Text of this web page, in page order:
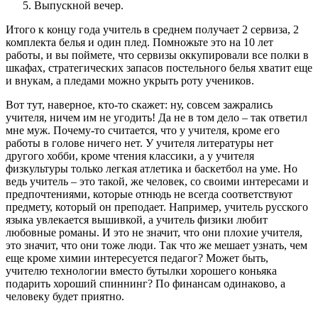
Выпускной вечер.
Итого к концу года учитель в среднем получает 2 сервиза, 2
комплекта белья и один плед. Помножьте это на 10 лет
работы, и вы поймете, что сервизы оккупировали все полки в
шкафах, стратегических запасов постельного белья хватит еще
и внукам, а пледами можно укрыть роту учеников.
Вот тут, наверное, кто-то скажет: ну, совсем зажрались
учителя, ничем им не угодить! Да не в том дело – так ответил
мне муж. Почему-то считается, что у учителя, кроме его
работы в голове ничего нет. У учителя литературы нет
другого хобби, кроме чтения классики, а у учителя
физкультуры только легкая атлетика и баскетбол на уме. Но
ведь учитель – это такой, же человек, со своими интересами и
предпочтениями, которые отнюдь не всегда соответствуют
предмету, который он преподает. Например, учитель русского
языка увлекается вышивкой, а учитель физики любит
любовные романы. И это не значит, что они плохие учителя,
это значит, что они тоже люди. Так что же мешает узнать, чем
еще кроме химии интересуется педагог? Может быть,
учителю технологии вместо бутылки хорошего коньяка
подарить хороший спиннинг? По финансам одинаково, а
человеку будет приятно.